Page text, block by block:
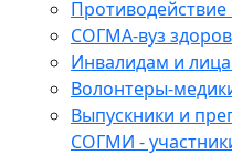
СОГМА-вуз
Инвалидам и
Волонтеры-
Выпускники и
СОГМИ -